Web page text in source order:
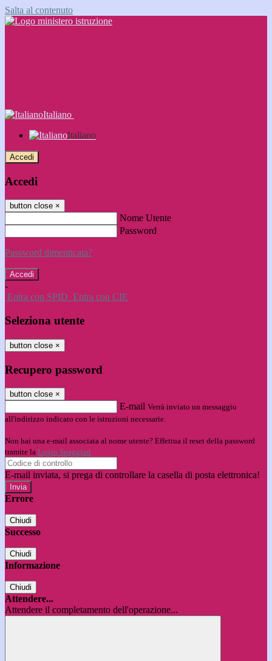
Salta al contenuto
Italiano
Italiano
Accedi
Accedi
button close ×
Nome Utente
Password
Password dimenticata?
-
Entra con SPID Entra con CIE
Seleziona utente
button close ×
Recupero password
button close ×
E-mail Verrà inviato un messaggio
all'indirizzo indicato con le istruzioni necessarie.
Non hai una e-mail associata al nome utente? Effettua il reset della password
tramite la Login Spaggiari
E-mail inviata, si prega di controllare la casella di posta elettronica!
Errore
Chiudi
Successo
Chiudi
Informazione
Chiudi
Attendere...
Attendere il completamento dell'operazione...